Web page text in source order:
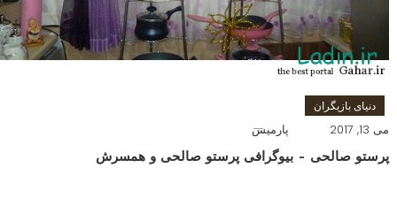
دنیای بازیگران
می 13, 2017 پارمیس
پرستو صالحی – بیوگرافی پرستو صالحی و همسرش